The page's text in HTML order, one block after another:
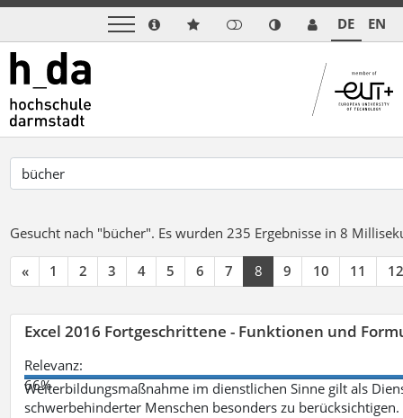
DE EN
Gesucht nach "bücher". Es wurden 235 Ergebnisse in 8
« 1 2 3 4 5 6 7 8 9 10 11 12
Excel 2016 Fortgeschrittene - Funktionen und
Relevanz:
66%
Weiterbildungsmaßnahme im dienstlichen Sinne gilt als
schwerbehinderter Menschen besonders zu berücksichtigen.